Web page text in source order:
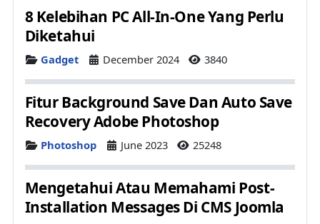
8 Kelebihan PC All-In-One Yang Perlu
Diketahui
Details
Gadget December 2024 3840
Fitur Background Save Dan Auto Save
Recovery Adobe Photoshop
DetailsPhotoshop June 2023 25248
Mengetahui Atau Memahami Post-
Installation Messages Di CMS Joomla